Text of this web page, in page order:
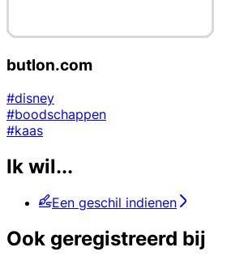
butlon.com
#disney
#boodschappen
#kaas
Ik wil...
Een geschil indienen
Ook geregistreerd bij